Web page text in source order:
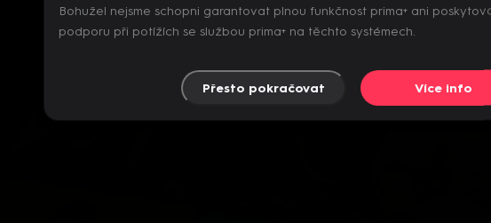
Bohužel nejsme schopni garantovat plnou funkčnost prima+ ani
podporu při potížích se službou prima+ na těchto systémech.
Přesto pokračovat Více info